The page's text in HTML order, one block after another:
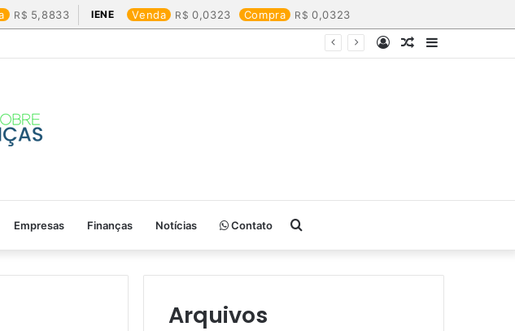
5,8833 IENE Venda 0,0323 Compra 0,0323
Barra
Artigo
Entrar
Empresas Finanças Notícias Contato Procurar
por
Arquivos